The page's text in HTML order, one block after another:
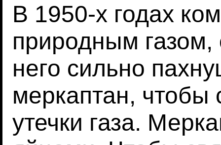
В 1950-х годах
природным газом,
него сильно
меркаптан, чтобы
утечки газа.